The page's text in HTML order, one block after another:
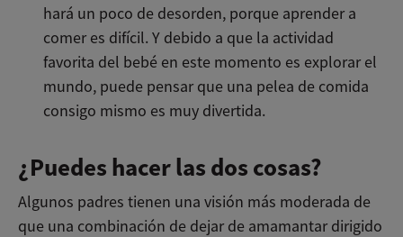
hará un poco de desorden, porque aprender a
comer es difícil. Y debido a que la actividad
favorita del bebé en este momento es explorar el
mundo, puede pensar que una pelea de comida
consigo mismo es muy divertida.
¿Puedes hacer las dos cosas?
Algunos padres tienen una visión más moderada de
que una combinación de dejar de amamantar dirigido